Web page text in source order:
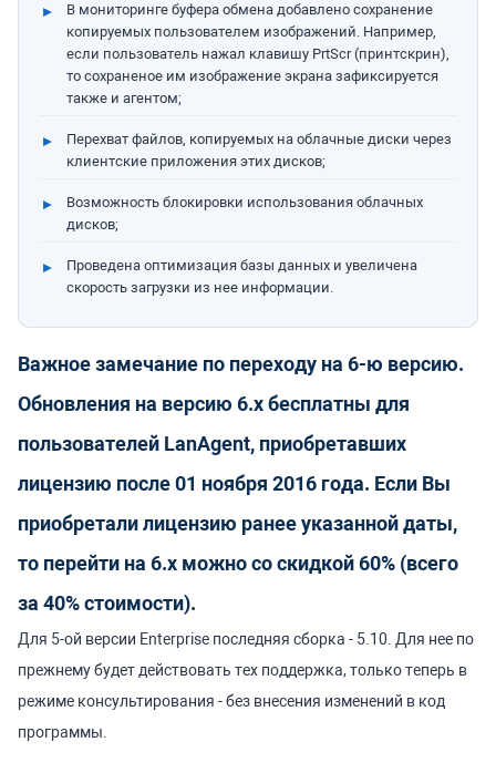
В мониторинге буфера обмена добавлено сохранение
копируемых пользователем изображений. Например,
если пользователь нажал клавишу PrtScr (принтскрин),
то сохраненое им изображение экрана зафиксируется
также и агентом;
Перехват файлов, копируемых на облачные диски через
клиентские приложения этих дисков;
Возможность блокировки использования облачных
дисков;
Проведена оптимизация базы данных и увеличена
скорость загрузки из нее информации.
Важное замечание по переходу на 6-ю версию.
Обновления на версию 6.х бесплатны для
пользователей LanAgent, приобретавших
лицензию после 01 ноября 2016 года. Если Вы
приобретали лицензию ранее указанной даты,
то перейти на 6.х можно со скидкой 60% (всего
за 40% стоимости).
Для 5-ой версии Enterprise последняя сборка - 5.10. Для нее по
прежнему будет действовать тех поддержка, только теперь в
режиме консультирования - без внесения изменений в код
программы.